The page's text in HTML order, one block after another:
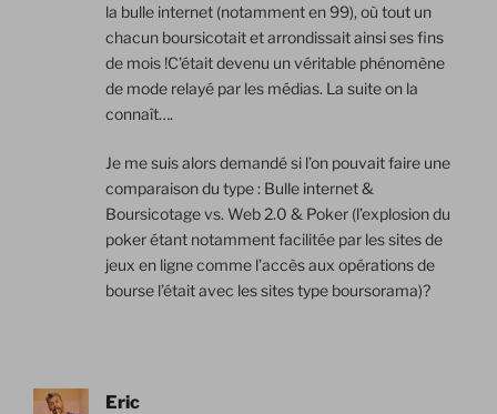
la bulle internet (notamment en 99), où tout un
chacun boursicotait et arrondissait ainsi ses fins
de mois !C’était devenu un véritable phénomène
de mode relayé par les médias. La suite on la
connaît….
Je me suis alors demandé si l’on pouvait faire une
comparaison du type : Bulle internet &
Boursicotage vs. Web 2.0 & Poker (l’explosion du
poker étant notamment facilitée par les sites de
jeux en ligne comme l’accès aux opérations de
bourse l’était avec les sites type boursorama)?
Eric